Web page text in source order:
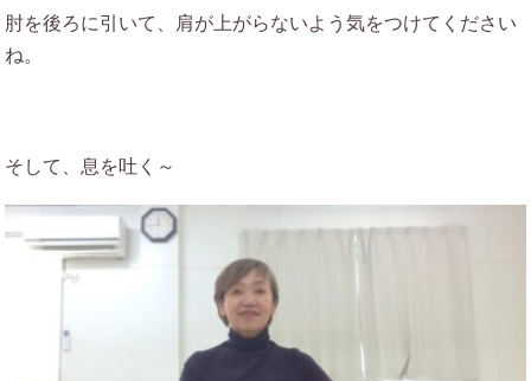
肘を後ろに引いて、肩が上がらないよう気をつけてください
ね。
そして、息を吐く～